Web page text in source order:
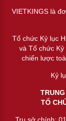
VIETKINGS là
Tổ chức Kỷ lục
và Tổ chức
chiến lược
Kỷ
TỔ